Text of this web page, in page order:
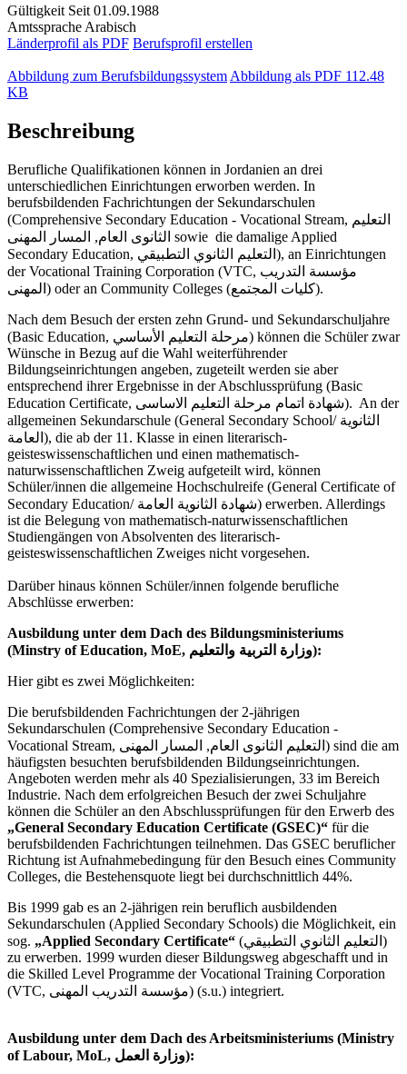
Gültigkeit Seit 01.09.1988
Amtssprache Arabisch
Länderprofil als PDF Berufsprofil erstellen
Abbildung zum Berufsbildungssystem Abbildung als PDF 112.48
KB
Beschreibung
Berufliche Qualifikationen können in Jordanien an drei
unterschiedlichen Einrichtungen erworben werden. In
berufsbildenden Fachrichtungen der Sekundarschulen
(Comprehensive Secondary Education - Vocational Stream, التعليم
الثانوى العام, المسار المهنى sowie die damalige Applied
Secondary Education, التعليم الثانوي التطبيقي), an Einrichtungen
der Vocational Training Corporation (VTC, مؤسسة التدريب
المهنى) oder an Community Colleges (كليات المجتمع).
Nach dem Besuch der ersten zehn Grund- und Sekundarschuljahre
(Basic Education, مرحلة التعليم الأساسي) können die Schüler zwar
Wünsche in Bezug auf die Wahl weiterführender
Bildungseinrichtungen angeben, zugeteilt werden sie aber
entsprechend ihrer Ergebnisse in der Abschlussprüfung (Basic
Education Certificate, شهادة اتمام مرحلة التعليم الاساسى). An der
allgemeinen Sekundarschule (General Secondary School/ الثانوية
العامة), die ab der 11. Klasse in einen literarisch-
geisteswissenschaftlichen und einen mathematisch-
naturwissenschaftlichen Zweig aufgeteilt wird, können
Schüler/innen die allgemeine Hochschulreife (General Certificate of
Secondary Education/ شهادة الثانوية العامة) erwerben. Allerdings
ist die Belegung von mathematisch-naturwissenschaftlichen
Studiengängen von Absolventen des literarisch-
geisteswissenschaftlichen Zweiges nicht vorgesehen.
Darüber hinaus können Schüler/innen folgende berufliche
Abschlüsse erwerben:
Ausbildung unter dem Dach des Bildungsministeriums
(Minstry of Education, MoE, وزارة التربية والتعليم):
Hier gibt es zwei Möglichkeiten:
Die berufsbildenden Fachrichtungen der 2-jährigen
Sekundarschulen (Comprehensive Secondary Education -
Vocational Stream, التعليم الثانوى العام, المسار المهنى) sind die am
häufigsten besuchten berufsbildenden Bildungseinrichtungen.
Angeboten werden mehr als 40 Spezialisierungen, 33 im Bereich
Industrie. Nach dem erfolgreichen Besuch der zwei Schuljahre
können die Schüler an den Abschlussprüfungen für den Erwerb des
„General Secondary Education Certificate (GSEC)“ für die
berufsbildenden Fachrichtungen teilnehmen. Das GSEC beruflicher
Richtung ist Aufnahmebedingung für den Besuch eines Community
Colleges, die Bestehensquote liegt bei durchschnittlich 44%.
Bis 1999 gab es an 2-jährigen rein beruflich ausbildenden
Sekundarschulen (Applied Secondary Schools) die Möglichkeit, ein
sog. „Applied Secondary Certificate“ (التعليم الثانوي التطبيقي)
zu erwerben. 1999 wurden dieser Bildungsweg abgeschafft und in
die Skilled Level Programme der Vocational Training Corporation
(VTC, مؤسسة التدريب المهنى) (s.u.) integriert.
Ausbildung unter dem Dach des Arbeitsministeriums (Ministry
of Labour, MoL, وزارة العمل):